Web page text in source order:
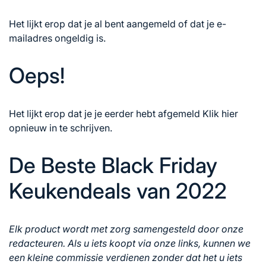
Het lijkt erop dat je al bent aangemeld of dat je e-
mailadres ongeldig is.
Oeps!
Het lijkt erop dat je je eerder hebt afgemeld Klik hier
opnieuw in te schrijven.
De Beste Black Friday
Keukendeals van 2022
Elk product wordt met zorg samengesteld door onze
redacteuren. Als u iets koopt via onze links, kunnen we
een kleine commissie verdienen zonder dat het u iets